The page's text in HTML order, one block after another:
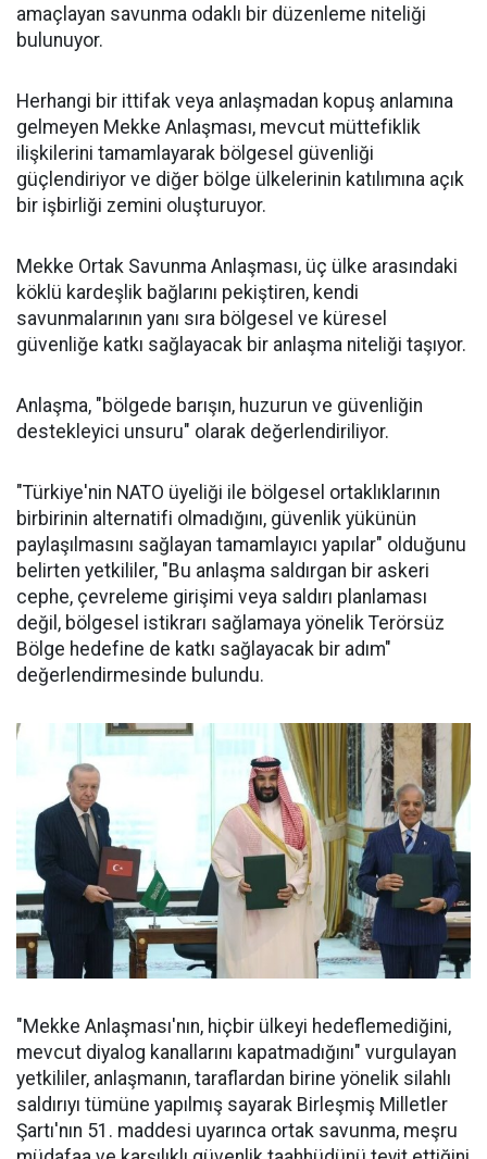
amaçlayan savunma odaklı bir düzenleme niteliği
bulunuyor.
Herhangi bir ittifak veya anlaşmadan kopuş anlamına
gelmeyen Mekke Anlaşması, mevcut müttefiklik
ilişkilerini tamamlayarak bölgesel güvenliği
güçlendiriyor ve diğer bölge ülkelerinin katılımına açık
bir işbirliği zemini oluşturuyor.
Mekke Ortak Savunma Anlaşması, üç ülke arasındaki
köklü kardeşlik bağlarını pekiştiren, kendi
savunmalarının yanı sıra bölgesel ve küresel
güvenliğe katkı sağlayacak bir anlaşma niteliği taşıyor.
Anlaşma, "bölgede barışın, huzurun ve güvenliğin
destekleyici unsuru" olarak değerlendiriliyor.
"Türkiye'nin NATO üyeliği ile bölgesel ortaklıklarının
birbirinin alternatifi olmadığını, güvenlik yükünün
paylaşılmasını sağlayan tamamlayıcı yapılar" olduğunu
belirten yetkililer, "Bu anlaşma saldırgan bir askeri
cephe, çevreleme girişimi veya saldırı planlaması
değil, bölgesel istikrarı sağlamaya yönelik Terörsüz
Bölge hedefine de katkı sağlayacak bir adım"
değerlendirmesinde bulundu.
"Mekke Anlaşması'nın, hiçbir ülkeyi hedeflemediğini,
mevcut diyalog kanallarını kapatmadığını" vurgulayan
yetkililer, anlaşmanın, taraflardan birine yönelik silahlı
saldırıyı tümüne yapılmış sayarak Birleşmiş Milletler
Şartı'nın 51. maddesi uyarınca ortak savunma, meşru